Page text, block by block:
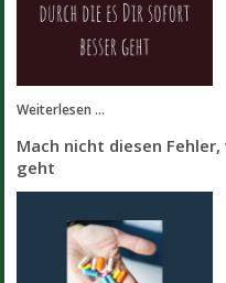
Weiterlesen ...
Mach nicht diesen
geht